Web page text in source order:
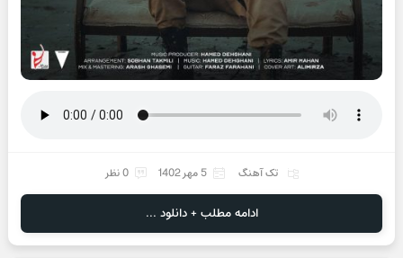
تک آهنگ 5 مهر 1402 0 نظر
ادامه مطلب + دانلود ...